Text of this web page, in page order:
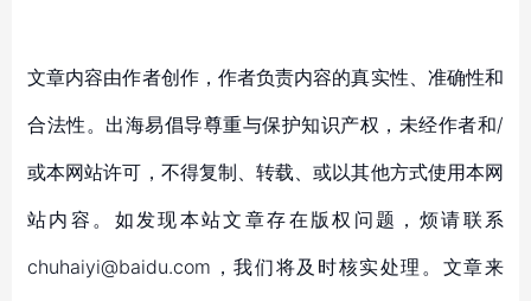
文章内容由作者创作，作者负责内容的真实性、准确性和
合法性。出海易倡导尊重与保护知识产权，未经作者和/
或本网站许可，不得复制、转载、或以其他方式使用本网
站内容。如发现本站文章存在版权问题，烦请联系
chuhaiyi@baidu.com，我们将及时核实处理。文章来